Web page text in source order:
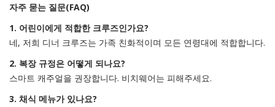
자주 묻는 질문(FAQ)
1. 어린이에게 적합한 크루즈인가요?
네, 저희 디너 크루즈는 가족 친화적이며 모든 연령대에 적합합니다.
2. 복장 규정은 어떻게 되나요?
스마트 캐주얼을 권장합니다. 비치웨어는 피해주세요.
3. 채식 메뉴가 있나요?